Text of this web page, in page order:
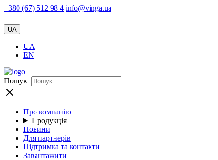
+380 (67) 512 98 4 info@vinga.ua
UA
UA
EN
Пошук
Про компанію
Продукція
Новини
Для партнерів
Підтримка та контакти
Завантажити